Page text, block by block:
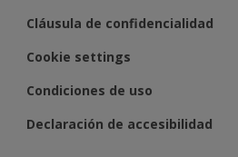
Cláusula de confidencialidad
Cookie settings
Condiciones de uso
Declaración de accesibilidad